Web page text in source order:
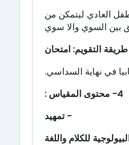
العادي ليتمكن من
بين السوي والا سوي
في نهاية السداسي.
4- محتوى المقياس :
- تمهيد
للكلام واللغة